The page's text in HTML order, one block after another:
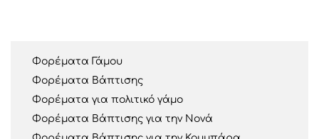
Φορέματα Γάμου
Φορέματα Βάπτισης
Φορέματα για πολιτικό γάμο
Φορέματα Βάπτισης για την Νονά